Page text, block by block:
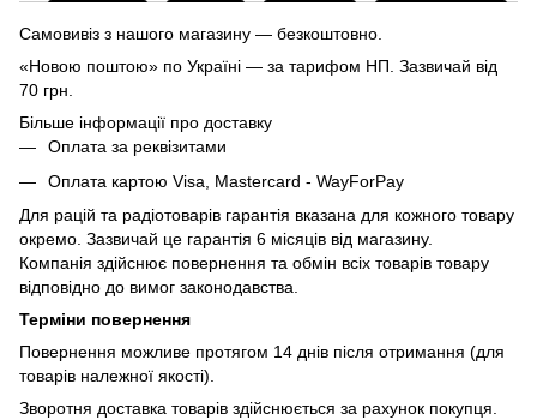
Самовивіз з нашого магазину — безкоштовно.
«Новою поштою» по Україні — за тарифом НП. Зазвичай від
70 грн.
Більше інформації про доставку
Оплата за реквізитами
Оплата картою Visa, Mastercard - WayForPay
Для рацій та радіотоварів гарантія вказана для кожного товару
окремо. Зазвичай це гарантія 6 місяців від магазину.
Компанія здійснює повернення та обмін всіх товарів товару
відповідно до вимог законодавства.
Терміни повернення
Повернення можливе протягом 14 днів після отримання (для
товарів належної якості).
Зворотня доставка товарів здійснюється за рахунок покупця.